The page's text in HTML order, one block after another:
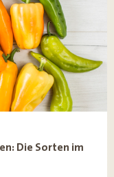
Die Sorten im